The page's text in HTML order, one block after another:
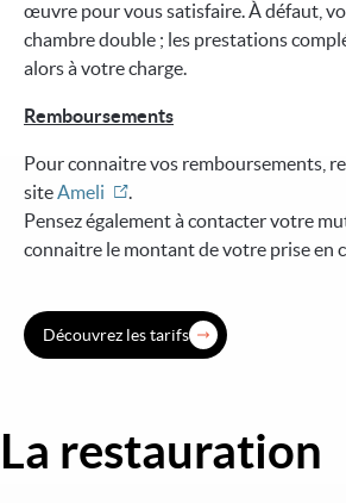
œuvre pour vous satisfaire. À défaut,
chambre double ; les prestations
alors à votre charge.
Remboursements
Pour connaitre vos remboursements,
site Ameli
Pensez également à contacter votre
connaitre le montant de votre prise en
Découvrez les tarifs
Image
La restauration